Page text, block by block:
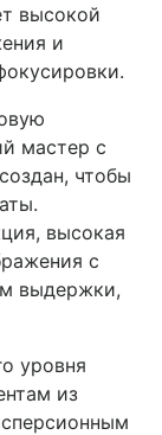
высокой
и
мастер с
чтобы
высокая
с
выдержки,
уровня
из